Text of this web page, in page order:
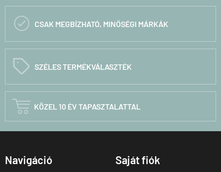
 CSAK MEGBÍZHATÓ, MINŐSÉGI MÁRKÁK
C SZÉLES TERMÉKVÁLASZTÉK
 KÖZEL 10 ÉV TAPASZTALATTAL
Navigáció Saját fiók